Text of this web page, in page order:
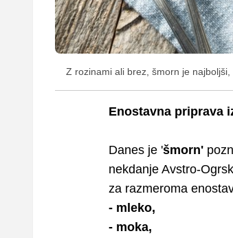
Z rozinami ali brez, šmorn je najboljši,
Enostavna priprava
Danes je 'šmorn'
nekdanje Avstro-
za razmeroma
- mleko,
- moka,